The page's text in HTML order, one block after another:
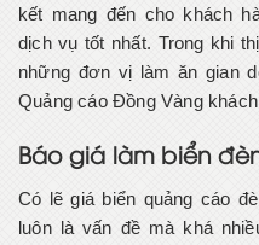
kết mang đến cho khách
dịch vụ tốt nhất. Trong khi
những đơn vị làm ăn gian
Quảng cáo Đồng Vàng
Báo giá làm biển
Có lẽ giá biển quảng cáo
luôn là vấn đề mà khá